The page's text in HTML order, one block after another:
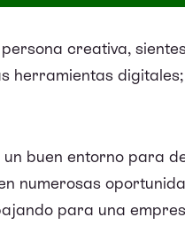
creativa,
herramientas
buen entorno para
numerosas
para una